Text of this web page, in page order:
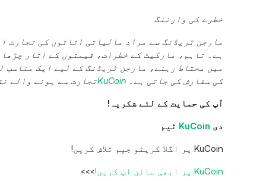
خطرے کی وارننگ
مارجن ٹریڈنگ سے مراد مالیاتی اثاثوں کی تجارت
ہے۔ تاہم، مارکیٹ کے خطرات، قیمتوں کے اتار
میں محتاط رہنے، مارجن ٹریڈنگ کے لیے ایک
کی سفارش کی جاتی ہے۔
KuCoinتجارت سے ہونے والے
آپ کی حمایت کے لئے شکریہ!
دی KuCoin ٹیم
KuCoin پر اگلا کرپٹو جیم تلاش کریں!
KuCoin پر ابھی سائن اپ کریں! >>>